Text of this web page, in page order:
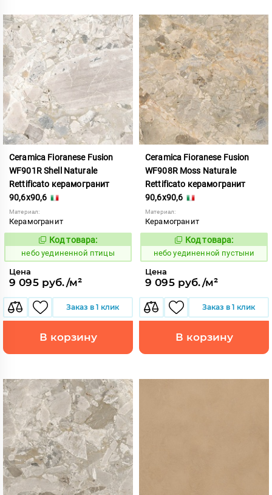
Ceramica Fioranese Fusion
WF901R Shell Naturale
Rettificato керамогранит
90,6x90,6
Материал:
Керамогранит
1122948
Код товара:
небо уединенной птицы
Цена
9 095 руб./м²
Заказ в 1 клик
В корзину
Ceramica Fioranese Fusion
WF908R Moss Naturale
Rettificato керамогранит
90,6x90,6
Материал:
Керамогранит
1122950
Код товара:
небо уединенной пустыни
Цена
9 095 руб./м²
Заказ в 1 клик
В корзину